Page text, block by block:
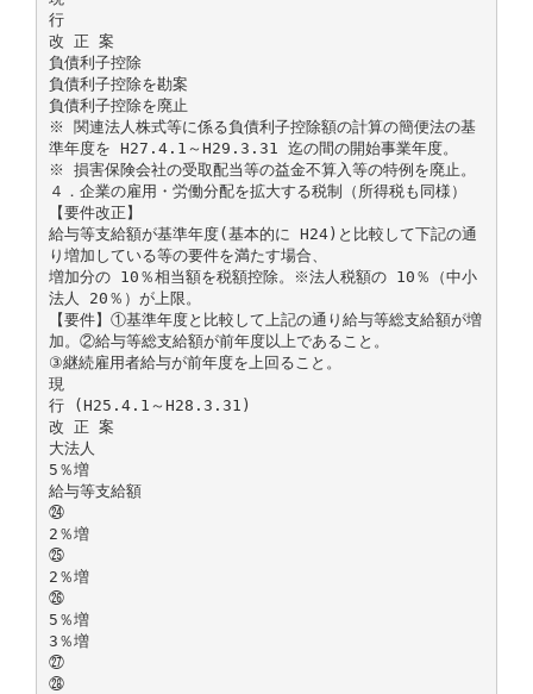
行
改 正 案
負債利子控除
負債利子控除を勘案
負債利子控除を廃止
※ 関連法人株式等に係る負債利子控除額の計算の簡便法の基
準年度を H27.4.1～H29.3.31 迄の間の開始事業年度。
※ 損害保険会社の受取配当等の益金不算入等の特例を廃止。
４．企業の雇用・労働分配を拡大する税制（所得税も同様）
【要件改正】
給与等支給額が基準年度(基本的に H24)と比較して下記の通
り増加している等の要件を満たす場合、
増加分の 10％相当額を税額控除。※法人税額の 10％（中小
法人 20％）が上限。
【要件】①基準年度と比較して上記の通り給与等総支給額が増
加。②給与等総支給額が前年度以上であること。
③継続雇用者給与が前年度を上回ること。
現
行 (H25.4.1～H28.3.31)
改 正 案
大法人
5％増
給与等支給額
㉔
2％増
㉕
2％増
㉖
5％増
3％増
㉗
㉘